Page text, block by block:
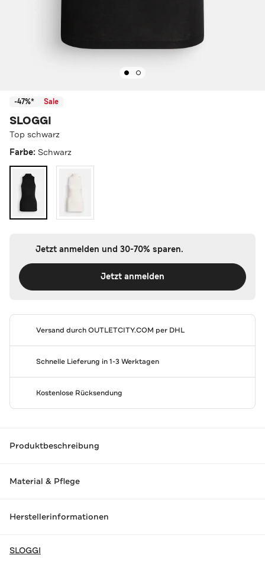
-47%* Sale
SLOGGI
Top schwarz
Farbe: Schwarz
Jetzt anmelden und 30-70% sparen.
Jetzt anmelden
Versand durchOUTLETCITY.COM per DHL
Schnelle Lieferung in 1-3 Werktagen
Kostenlose Rücksendung
Produktbeschreibung
Material & Pflege
Herstellerinformationen
SLOGGI